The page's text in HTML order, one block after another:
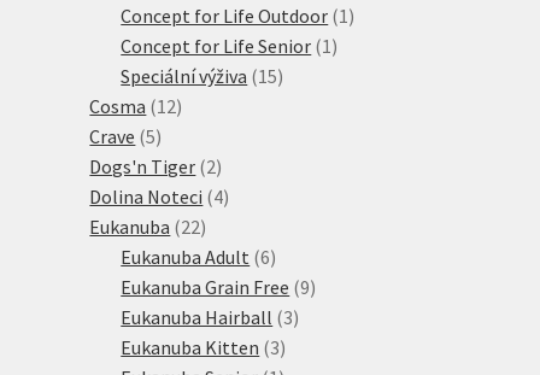
produkty
Concept for Life Outdoor 1 1
Concept for Life Senior 1 1
Speciální výživa 1515
Cosma 1212
Crave 55
produktů
Dogs'n Tiger 22
produkty
Dolina Noteci 44
Eukanuba 2222
produktů
Eukanuba Adult 66
produktů
Eukanuba Grain Free 99
Eukanuba Hairball 33
Eukanuba Kitten 33